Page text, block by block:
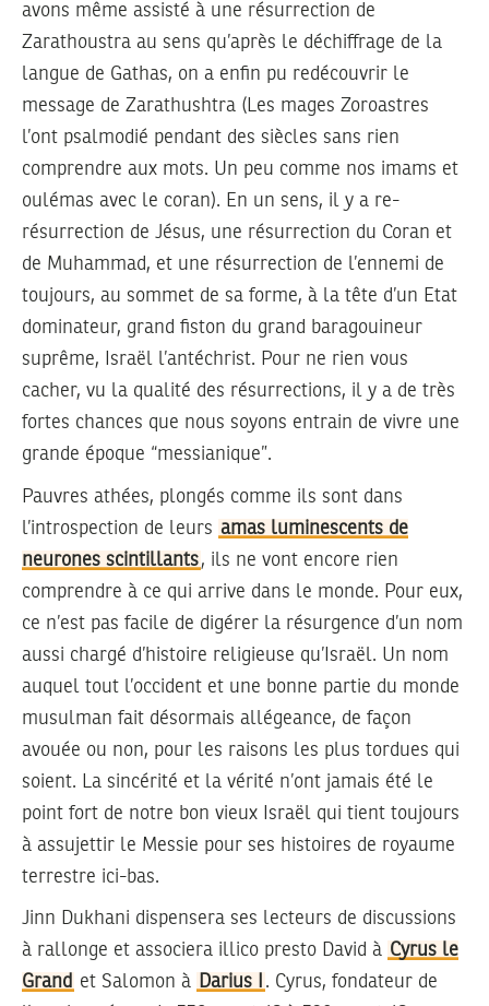
avons même assisté à une résurrection de
Zarathoustra au sens qu’après le déchiffrage de la
langue de Gathas, on a enfin pu redécouvrir le
message de Zarathushtra (Les mages Zoroastres
l’ont psalmodié pendant des siècles sans rien
comprendre aux mots. Un peu comme nos imams et
oulémas avec le coran). En un sens, il y a re-
résurrection de Jésus, une résurrection du Coran et
de Muhammad, et une résurrection de l’ennemi de
toujours, au sommet de sa forme, à la tête d’un Etat
dominateur, grand fiston du grand baragouineur
suprême, Israël l’antéchrist. Pour ne rien vous
cacher, vu la qualité des résurrections, il y a de très
fortes chances que nous soyons entrain de vivre une
grande époque “messianique”.
Pauvres athées, plongés comme ils sont dans
l’introspection de leurs amas luminescents de
neurones scintillants, ils ne vont encore rien
comprendre à ce qui arrive dans le monde. Pour eux,
ce n’est pas facile de digérer la résurgence d’un nom
aussi chargé d’histoire religieuse qu’Israël. Un nom
auquel tout l’occident et une bonne partie du monde
musulman fait désormais allégeance, de façon
avouée ou non, pour les raisons les plus tordues qui
soient. La sincérité et la vérité n’ont jamais été le
point fort de notre bon vieux Israël qui tient toujours
à assujettir le Messie pour ses histoires de royaume
terrestre ici-bas.
Jinn Dukhani dispensera ses lecteurs de discussions
à rallonge et associera illico presto David à Cyrus le
Grand et Salomon à Darius I
. Cyrus, fondateur de